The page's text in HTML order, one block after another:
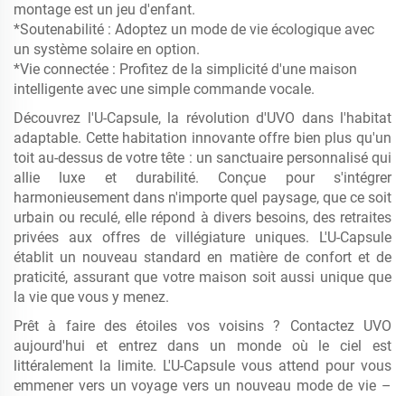
montage est un jeu d'enfant.
*Soutenabilité : Adoptez un mode de vie écologique avec
un système solaire en option.
*Vie connectée : Profitez de la simplicité d'une maison
intelligente avec une simple commande vocale.
Découvrez l'U-Capsule, la révolution d'UVO dans l'habitat
adaptable. Cette habitation innovante offre bien plus qu'un
toit au-dessus de votre tête : un sanctuaire personnalisé qui
allie luxe et durabilité. Conçue pour s'intégrer
harmonieusement dans n'importe quel paysage, que ce soit
urbain ou reculé, elle répond à divers besoins, des retraites
privées aux offres de villégiature uniques. L'U-Capsule
établit un nouveau standard en matière de confort et de
praticité, assurant que votre maison soit aussi unique que
la vie que vous y menez.
Prêt à faire des étoiles vos voisins ? Contactez UVO
aujourd'hui et entrez dans un monde où le ciel est
littéralement la limite. L'U-Capsule vous attend pour vous
emmener vers un voyage vers un nouveau mode de vie –